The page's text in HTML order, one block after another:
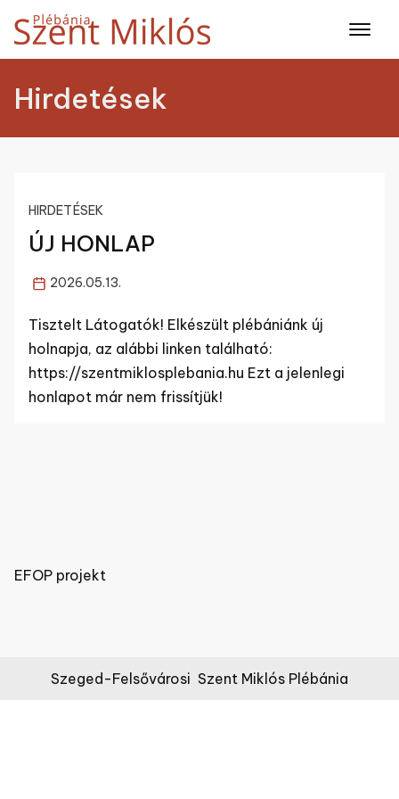
to
Hirdetések
HIRDETÉSEK
ÚJ HONLAP
2026.05.13.
Tisztelt Látogatók! Elkészült plébániánk új
holnapja, az alábbi linken található:
https://szentmiklosplebania.hu Ezt a jelenlegi
honlapot már nem frissítjük!
EFOP projekt
Szeged-Felsővárosi Szent Miklós Plébánia